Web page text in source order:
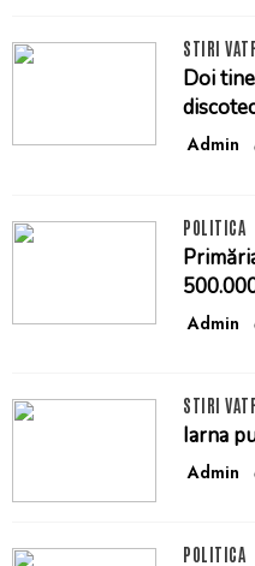
STIRI
Doi
Admin
POLITICA
Admin
STIRI
Iarna
Admin
POLITICA